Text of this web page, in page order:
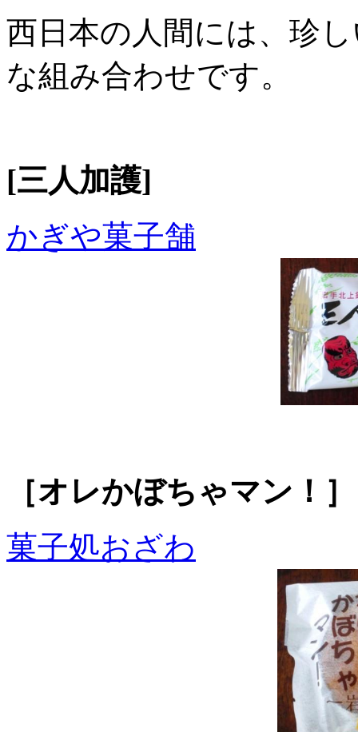
西日本の人間には、珍
な組み合わせです。
[三人加護]
かぎや菓子舗
［オレかぼちゃマン！］
菓子処おざわ